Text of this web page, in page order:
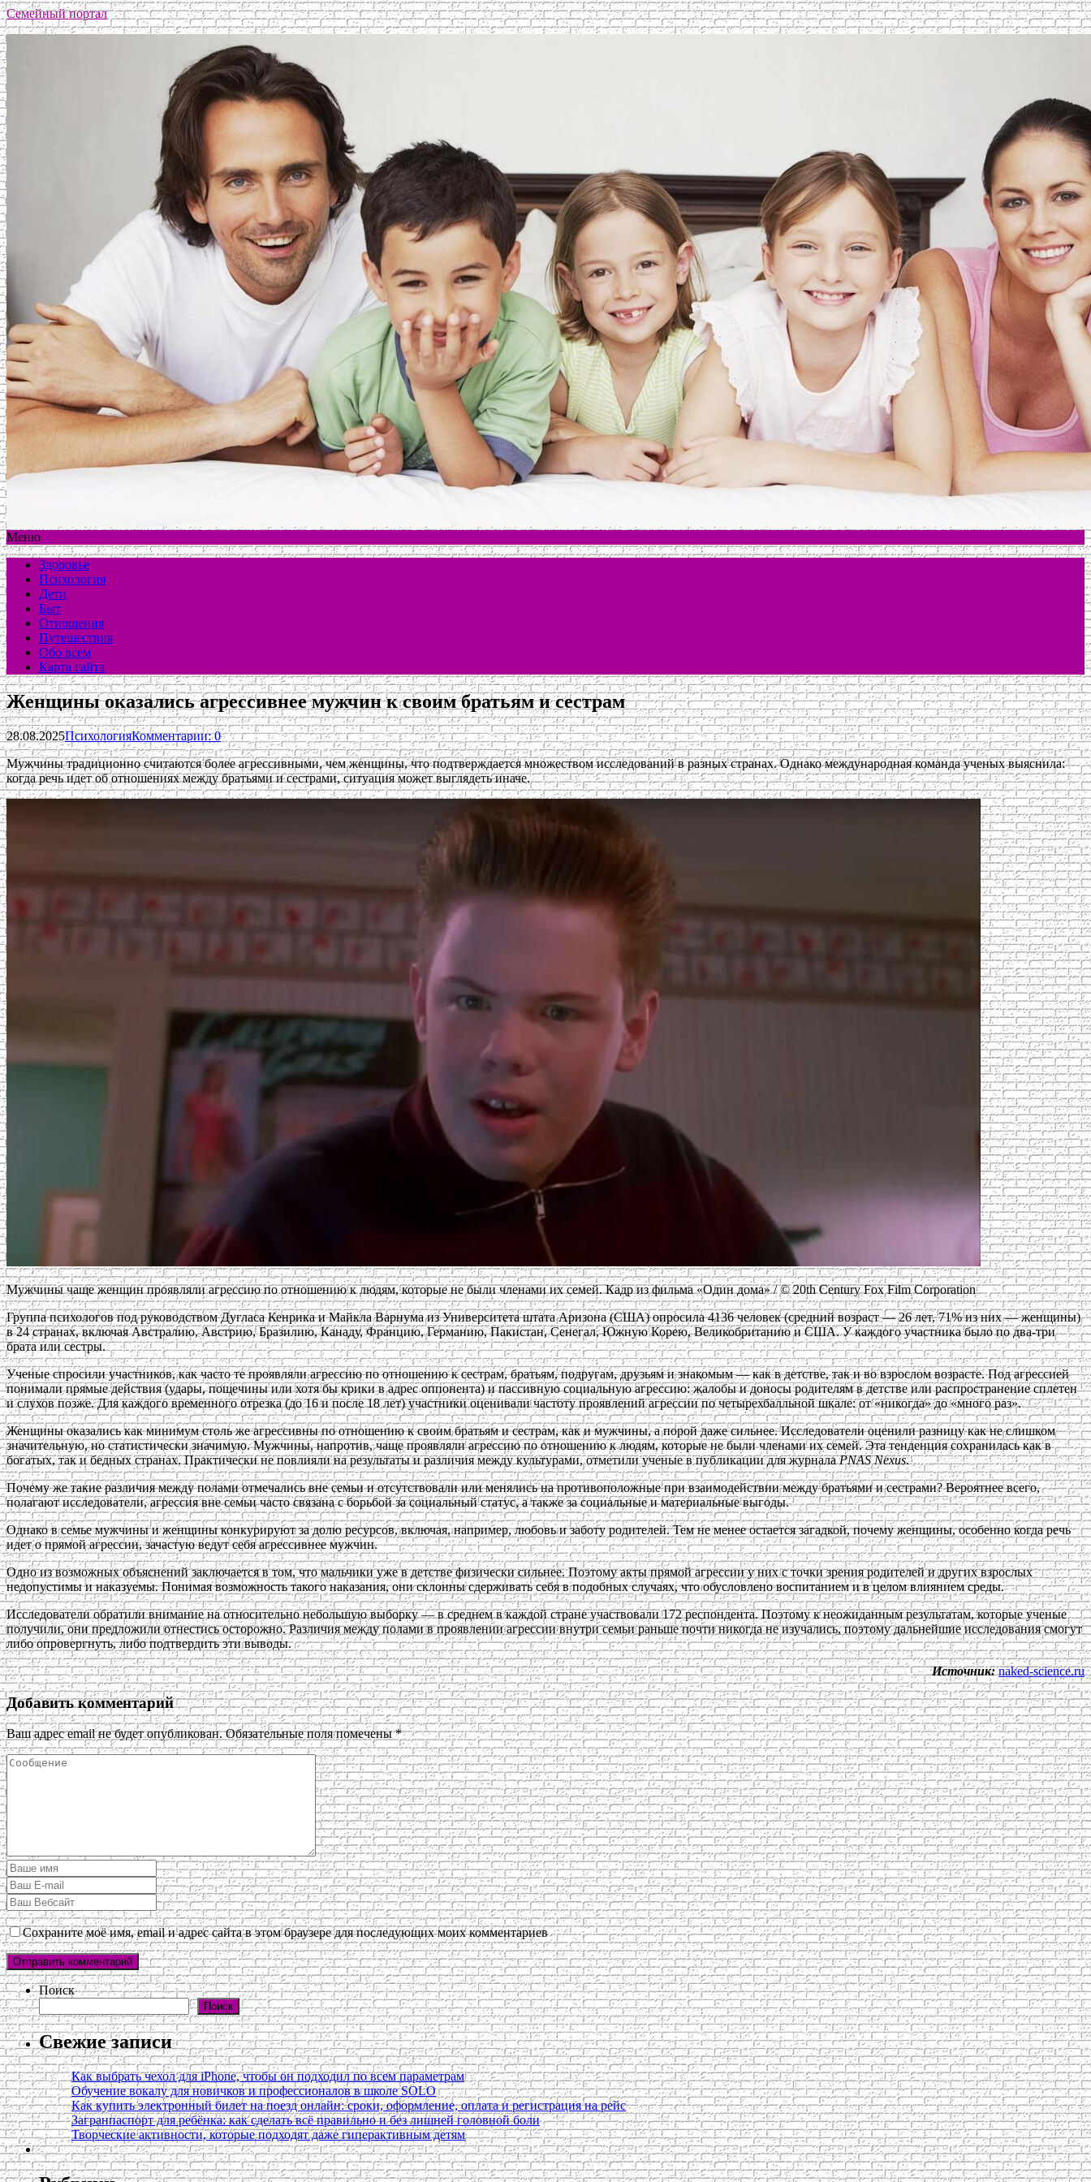
Семейный портал
Меню
Здоровье
Психология
Дети
Быт
Отношения
Путешествия
Обо всем
Карта сайта
Женщины оказались агрессивнее мужчин к своим братьям и сестрам
28.08.2025ПсихологияКомментарии: 0
Мужчины традиционно считаются более агрессивными, чем женщины, что подтверждается множеством исследований в разных странах. Однако международная команда ученых выяснила:
когда речь идет об отношениях между братьями и сестрами, ситуация может выглядеть иначе.
Мужчины чаще женщин проявляли агрессию по отношению к людям, которые не были членами их семей. Кадр из фильма «Один дома» / © 20th Century Fox Film Corporation
Группа психологов под руководством Дугласа Кенрика и Майкла Варнума из Университета штата Аризона (США) опросила 4136 человек (средний возраст — 26 лет, 71% из них — женщины)
в 24 странах, включая Австралию, Австрию, Бразилию, Канаду, Францию, Германию, Пакистан, Сенегал, Южную Корею, Великобританию и США. У каждого участника было по два-три
брата или сестры.
Ученые спросили участников, как часто те проявляли агрессию по отношению к сестрам, братьям, подругам, друзьям и знакомым — как в детстве, так и во взрослом возрасте. Под агрессией
понимали прямые действия (удары, пощечины или хотя бы крики в адрес оппонента) и пассивную социальную агрессию: жалобы и доносы родителям в детстве или распространение сплетен
и слухов позже. Для каждого временного отрезка (до 16 и после 18 лет) участники оценивали частоту проявлений агрессии по четырехбалльной шкале: от «никогда» до «много раз».
Женщины оказались как минимум столь же агрессивны по отношению к своим братьям и сестрам, как и мужчины, а порой даже сильнее. Исследователи оценили разницу как не слишком
значительную, но статистически значимую. Мужчины, напротив, чаще проявляли агрессию по отношению к людям, которые не были членами их семей. Эта тенденция сохранилась как в
богатых, так и бедных странах. Практически не повлияли на результаты и различия между культурами, отметили ученые в публикации для журналаPNAS Nexus.
Почему же такие различия между полами отмечались вне семьи и отсутствовали или менялись на противоположные при взаимодействии между братьями и сестрами? Вероятнее всего,
полагают исследователи, агрессия вне семьи часто связана с борьбой за социальный статус, а также за социальные и материальные выгоды.
Однако в семье мужчины и женщины конкурируют за долю ресурсов, включая, например, любовь и заботу родителей. Тем не менее остается загадкой, почему женщины, особенно когда речь
идет о прямой агрессии, зачастую ведут себя агрессивнее мужчин.
Одно из возможных объяснений заключается в том, что мальчики уже в детстве физически сильнее. Поэтому акты прямой агрессии у них с точки зрения родителей и других взрослых
недопустимы и наказуемы. Понимая возможность такого наказания, они склонны сдерживать себя в подобных случаях, что обусловлено воспитанием и в целом влиянием среды.
Исследователи обратили внимание на относительно небольшую выборку — в среднем в каждой стране участвовали 172 респондента. Поэтому к неожиданным результатам, которые ученые
получили, они предложили отнестись осторожно. Различия между полами в проявлении агрессии внутри семьи раньше почти никогда не изучались, поэтому дальнейшие исследования смогут
либо опровергнуть, либо подтвердить эти выводы.
Источник: naked-science.ru
Добавить комментарий
Ваш адрес email не будет опубликован. Обязательные поля помечены*
Сохраните моё имя, email и адрес сайта в этом браузере для последующих моих комментариев
Поиск
Поиск
Свежие записи
Как выбрать чехол для iPhone, чтобы он подходил по всем параметрам
Обучение вокалу для новичков и профессионалов в школе SOLO
Как купить электронный билет на поезд онлайн: сроки, оформление, оплата и регистрация на рейс
Загранпаспорт для ребёнка: как сделать всё правильно и без лишней головной боли
Творческие активности, которые подходят даже гиперактивным детям